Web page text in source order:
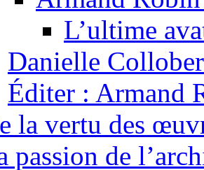
L’ultime
Danielle
Éditer : Armand
la vertu des
passion de